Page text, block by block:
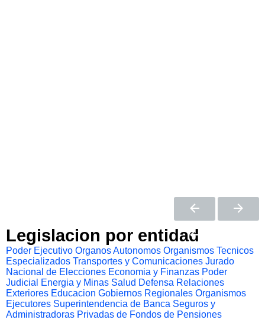
Legislacion por entidad
Poder Ejecutivo Organos Autonomos Organismos Tecnicos
Especializados Transportes y Comunicaciones Jurado
Nacional de Elecciones Economia y Finanzas Poder
Judicial
Energia y Minas Salud Defensa Relaciones
Exteriores Educacion Gobiernos Regionales Organismos
Ejecutores Superintendencia de Banca Seguros y
Administradoras Privadas de Fondos de Pensiones